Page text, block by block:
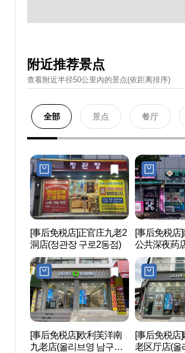
附近推荐景点
查看附近半径50公里內的景点(依距离排序)
全部 景点 餐厅
[事后免税店]正官庄九老2
洞店(정관장 구로2동점)
[事后免税店
公共深夜药
국 공공심야
[事后免税店]欧利芙洋南
九老店(올리브영 남구로
[事后免税店
老区厅店(올